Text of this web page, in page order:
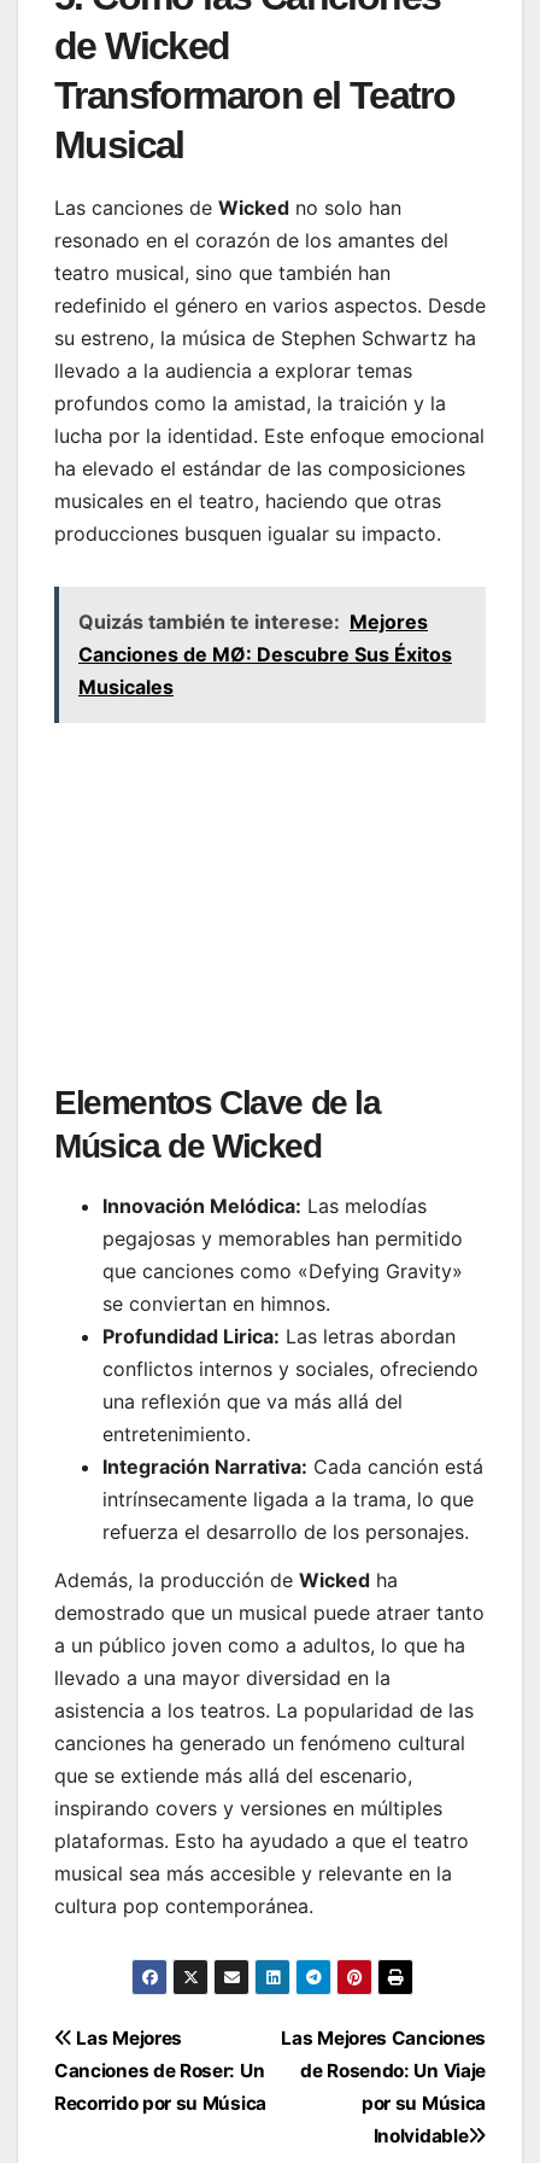
de Wicked
Transformaron el Teatro
Musical
Las canciones de Wicked no solo han
resonado en el corazón de los amantes del
teatro musical, sino que también han
redefinido el género en varios aspectos. Desde
su estreno, la música de Stephen Schwartz ha
llevado a la audiencia a explorar temas
profundos como la amistad, la traición y la
lucha por la identidad. Este enfoque emocional
ha elevado el estándar de las composiciones
musicales en el teatro, haciendo que otras
producciones busquen igualar su impacto.
Quizás también te interese: Mejores
Canciones de MØ: Descubre Sus Éxitos
Musicales
Elementos Clave de la
Música de Wicked
Innovación Melódica: Las melodías
pegajosas y memorables han permitido
que canciones como «Defying Gravity»
se conviertan en himnos.
Profundidad Lirica: Las letras abordan
conflictos internos y sociales, ofreciendo
una reflexión que va más allá del
entretenimiento.
Integración Narrativa: Cada canción está
intrínsecamente ligada a la trama, lo que
refuerza el desarrollo de los personajes.
Además, la producción de Wicked ha
demostrado que un musical puede atraer tanto
a un público joven como a adultos, lo que ha
llevado a una mayor diversidad en la
asistencia a los teatros. La popularidad de las
canciones ha generado un fenómeno cultural
que se extiende más allá del escenario,
inspirando covers y versiones en múltiples
plataformas. Esto ha ayudado a que el teatro
musical sea más accesible y relevante en la
cultura pop contemporánea.
Navegación
de
Las Mejores Canciones
de Rosendo: Un Viaje
por su Música
Inolvidable
Las Mejores
Canciones de Roser: Un
Recorrido por su Música